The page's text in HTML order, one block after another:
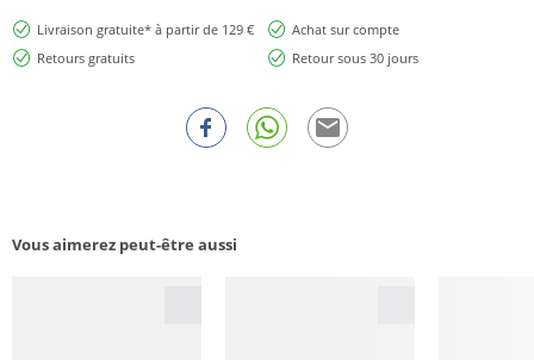
Livraison gratuite* à partir de 129 €
Achat sur compte
Retours gratuits
Retour sous 30 jours
Vous aimerez peut-être aussi